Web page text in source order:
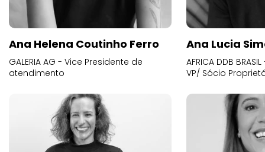
Ana Helena Coutinho Ferro
GALERIA AG - Vice Presidente de
atendimento
Ana Lucia
AFRICA DDB
VP/ Sócio